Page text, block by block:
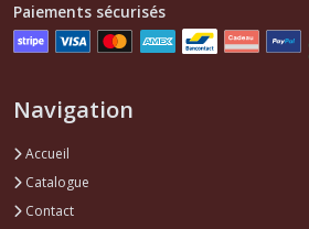
Paiements sécurisés
Navigation
Accueil
Catalogue
Contact